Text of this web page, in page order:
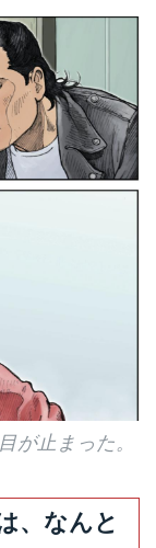
が止まった。
、なんと